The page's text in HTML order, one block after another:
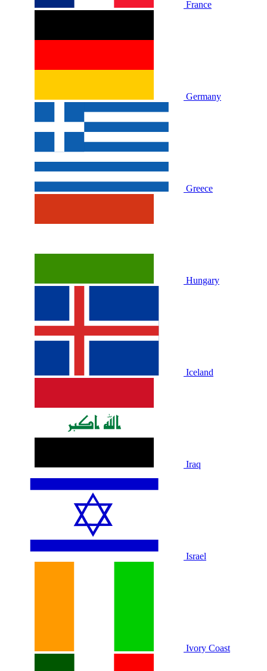
France
Germany
Greece
Hungary
Iceland
Iraq
Israel
Ivory Coast